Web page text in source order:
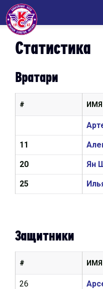
Статистика
Вратари
Ян
#
11
20
25
Защитники
#
26